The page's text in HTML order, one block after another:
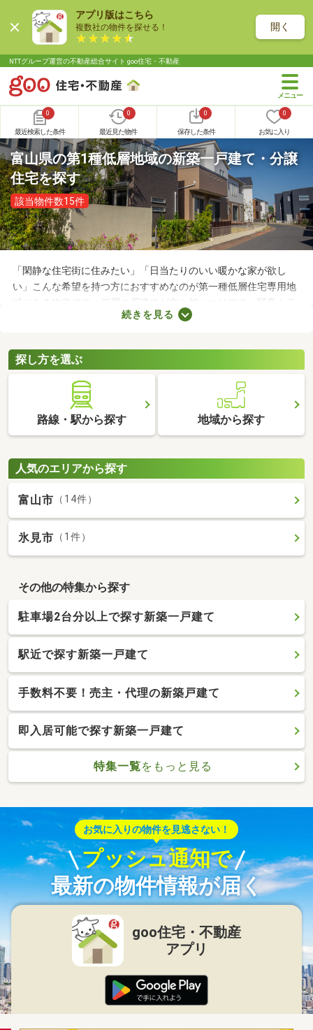
アプリ版はこちら
複数社の物件を探せる！ 開く
NTTグループ運営の不動産総合サイト goo住宅・不動産
0
最近検索した条件
0
最近見た物件
0
保存した条件
0
お気に入り
富山県の第1種低層地域の新築一戸建て・分譲
住宅を探す
該当物件数15件
「閑静な住宅街に住みたい」「日当たりのいい暖かな家が欲し
い」こんな希望を持つ方におすすめなのが第一種低層住宅専用地
域にある物件です。低層の戸建てが立ち並ぶエリアで、騒音トラ
ブルが少ない・住みやすい・高層の建物によって日光が遮断され
住居専用地域の新築一戸建てを紹介します。
続きを見る
探し方を選ぶ
路線・駅から探す 地域から探す
人気のエリアから探す
富山市 （14件）
氷見市 （1件）
その他の特集から探す
駐車場2台分以上で探す新築一戸建て
駅近で探す新築一戸建て
手数料不要！売主・代理の新築戸建て
即入居可能で探す新築一戸建て
特集一覧をもっと見る
お気に入りの物件を見逃さない！
プッシュ通知で
最新の物件情報が届く
goo住宅・不動産
アプリ